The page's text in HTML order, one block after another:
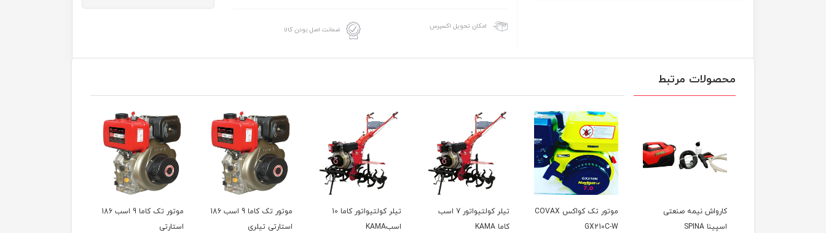
امکان تحویل اکسپرس ضمانت اصل بودن کالا
محصولات مرتبط
GX210C-W
تیلر کولتیواتور 7 اسب
کاما KAMA
تیلر کولتیواتور کاما 10
اسبKAMA
استارتی تیلری
موتور تک کاما 9 اسب 186
استارتی
موتور تک کاما 9 اسب 186